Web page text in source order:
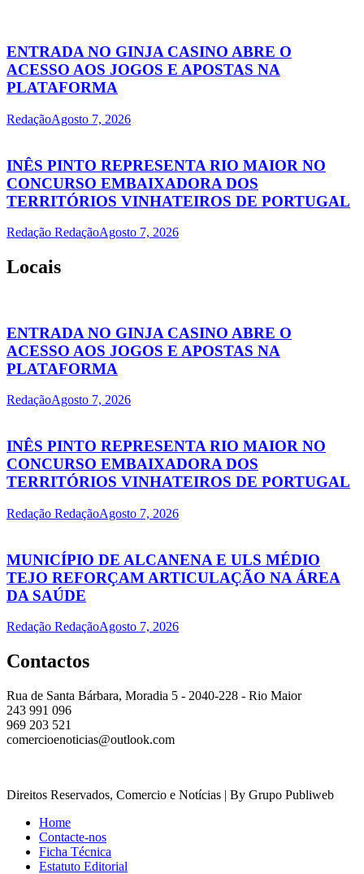
ENTRADA NO GINJA CASINO ABRE O
ACESSO AOS JOGOS E APOSTAS NA
PLATAFORMA
RedaçãoAgosto 7, 2026
INÊS PINTO REPRESENTA RIO MAIOR NO
CONCURSO EMBAIXADORA DOS
TERRITÓRIOS VINHATEIROS DE PORTUGAL
Redação RedaçãoAgosto 7, 2026
Locais
ENTRADA NO GINJA CASINO ABRE O
ACESSO AOS JOGOS E APOSTAS NA
PLATAFORMA
RedaçãoAgosto 7, 2026
INÊS PINTO REPRESENTA RIO MAIOR NO
CONCURSO EMBAIXADORA DOS
TERRITÓRIOS VINHATEIROS DE PORTUGAL
Redação RedaçãoAgosto 7, 2026
MUNICÍPIO DE ALCANENA E ULS MÉDIO
TEJO REFORÇAM ARTICULAÇÃO NA ÁREA
DA SAÚDE
Redação RedaçãoAgosto 7, 2026
Contactos
Rua de Santa Bárbara, Moradia 5 - 2040-228 - Rio Maior
243 991 096
969 203 521
comercioenoticias@outlook.com
Direitos Reservados, Comercio e Notícias | By Grupo Publiweb
Home
Contacte-nos
Ficha Técnica
Estatuto Editorial